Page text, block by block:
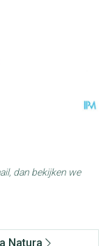
dan bekijken we
Natura